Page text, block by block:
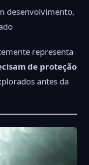
desenvolvimento,
representa
de proteção
antes da